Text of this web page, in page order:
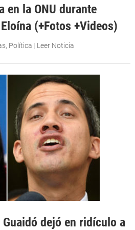
en la ONU durante
(+Fotos +Videos)
, Política | Leer Noticia
Guaidó dejó en ridículo a